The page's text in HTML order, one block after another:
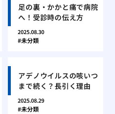
足の裏・かかと痛で病院
へ！受診時の伝え方
2025.08.30
未分類
アデノウイルスの咳いつ
まで続く？長引く理由
2025.08.29
未分類